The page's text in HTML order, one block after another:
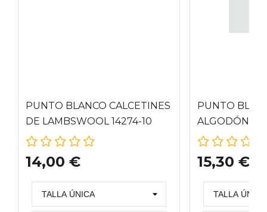
PUNTO BLANCO CALCETINES
DE LAMBSWOOL 14274-10
14,00 €
PUNTO
ALGODÓN
15,30 €